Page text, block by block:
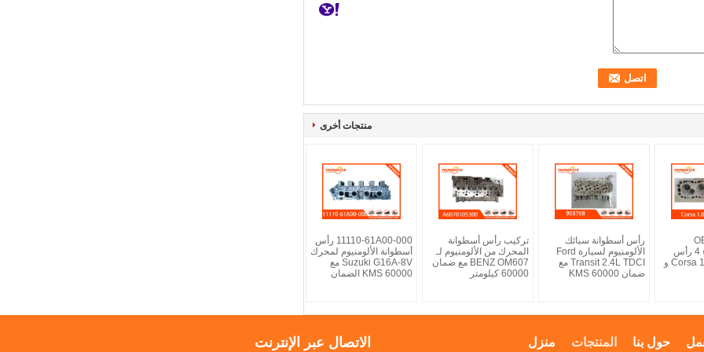
منتجات أخرى
11110-61A00-000 رأس
أسطوانة الألومنيوم لمحرك
Suzuki G16A-8V مع
60000 KMS الضمان
تركيب رأس أسطوانة
المحرك من الألومنيوم لـ
BENZ OM607 مع ضمان
60000 كيلومتر
رأس أسطوانة سبائك
الألومنيوم لسيارة Ford
Transit 2.4L TDCI مع
ضمان 60000 KMS
الألومنيوم البناء 4 رأس
الأسطوانة لـ Corsa 1.8 و
الاتصال عبر الإنترنت حول بنا المنتجات منزل